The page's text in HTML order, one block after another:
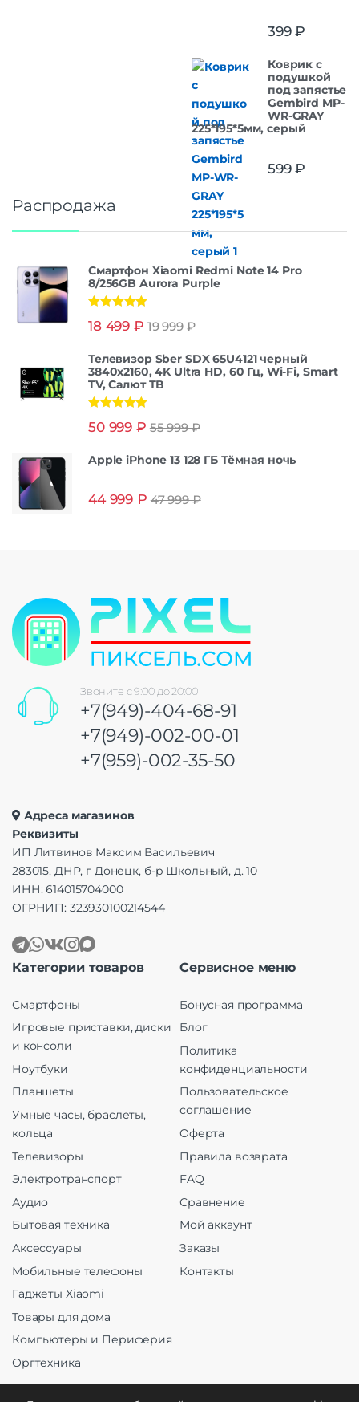
399₽
Коврик с
подушкой
под запястье
Gembird MP-
WR-GRAY
225*195*5мм, серый
599₽
Распродажа
Смартфон Xiaomi Redmi Note 14 Pro
8/256GB Aurora Purple
из 5
18 499 ₽ 19 999₽
Телевизор Sber SDX 65U4121 черный
3840x2160, 4K Ultra HD, 60 Гц, Wi-Fi, Smart
TV, Салют ТВ
из 5
50 999 ₽ 55 999₽
Apple iPhone 13 128 ГБ Тёмная ночь
44 999 ₽ 47 999₽
Звоните с 9:00 до 20:00
+7(949)-404-68-91
+7(949)-002-00-01
+7(959)-002-35-50
Адреса магазинов
Реквизиты
ИП Литвинов Максим Васильевич
283015, ДНР, г Донецк, б-р Школьный, д. 10
ИНН: 614015704000
ОГРНИП: 323930100214544
Категории товаров
Смартфоны
Игровые приставки, диски
и консоли
Ноутбуки
Планшеты
Умные часы, браслеты,
кольца
Телевизоры
Электротранспорт
Аудио
Бытовая техника
Аксессуары
Мобильные телефоны
Гаджеты Xiaomi
Товары для дома
Компьютеры и Периферия
Оргтехника
Сервисное меню
Бонусная программа
Блог
Политика
конфиденциальности
Пользовательское
соглашение
Оферта
Правила возврата
FAQ
Сравнение
Мой аккаунт
Заказы
Контакты